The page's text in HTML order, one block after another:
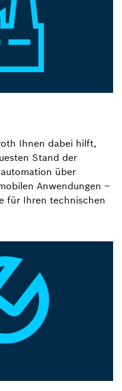
Ihnen dabei hilft,
Stand der
über
Anwendungen –
für Ihren technischen